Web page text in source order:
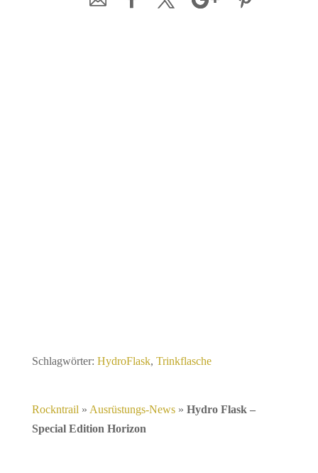
Schlagwörter: HydroFlask, Trinkflasche
Rockntrail » Ausrüstungs-News» Hydro Flask –
Special Edition Horizon